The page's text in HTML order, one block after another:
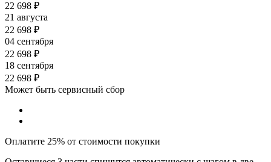
22 698 ₽
21 августа
22 698 ₽
04 сентября
22 698 ₽
18 сентября
22 698 ₽
Может быть сервисный сбор
Оплатите 25% от стоимости покупки